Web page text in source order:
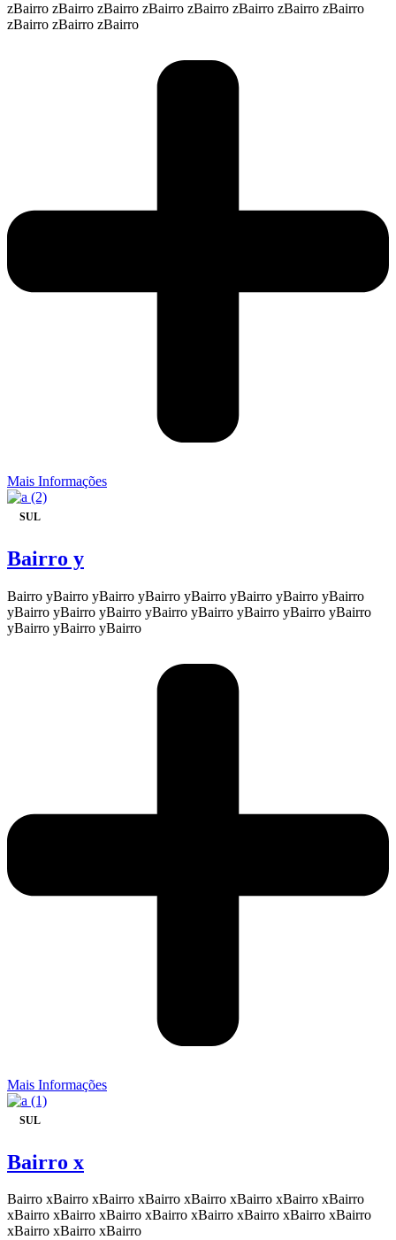
zBairro zBairro zBairro zBairro zBairro zBairro zBairro zBairro
zBairro zBairro zBairro
Mais Informações
SUL
Bairro y
Bairro yBairro yBairro yBairro yBairro yBairro yBairro yBairro
yBairro yBairro yBairro yBairro yBairro yBairro yBairro yBairro
yBairro yBairro yBairro
Mais Informações
SUL
Bairro x
Bairro xBairro xBairro xBairro xBairro xBairro xBairro xBairro
xBairro xBairro xBairro xBairro xBairro xBairro xBairro xBairro
xBairro xBairro xBairro